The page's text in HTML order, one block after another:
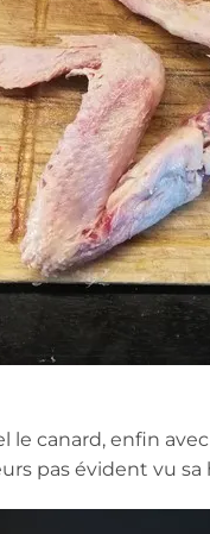
le canard, enfin
pas évident vu